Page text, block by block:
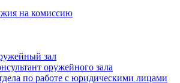
на комиссию
зал
оружейного зала
по работе с юридическими лицами